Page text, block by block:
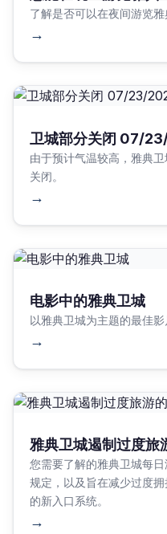
了解是否可以在夜间游览
→
卫城部分关闭 07/
由于预计气温较高，雅典
关闭。
→
电影中的雅典卫城
以雅典卫城为主题的最佳
→
雅典卫城遏制过度旅
您需要了解的雅典卫城每
规定，以及旨在减少过度
的新入口系统。
→